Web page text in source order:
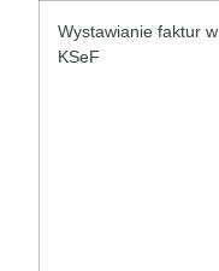
Wystawianie faktur w
KSeF